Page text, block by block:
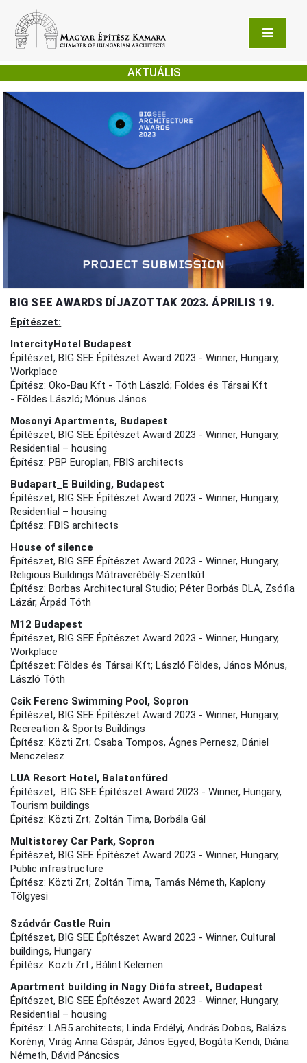
AKTUÁLIS
BIG SEE AWARDS DÍJAZOTTAK 2023. ÁPRILIS 19.
Építészet:
IntercityHotel Budapest
Építészet, BIG SEE Építészet Award 2023 - Winner, Hungary,
Workplace
Építész: Öko-Bau Kft - Tóth László; Földes és Társai Kft
- Földes László; Mónus János
Mosonyi Apartments, Budapest
Építészet, BIG SEE Építészet Award 2023 - Winner, Hungary,
Residential – housing
Építész: PBP Europlan, FBIS architects
Budapart_E Building, Budapest
Építészet, BIG SEE Építészet Award 2023 - Winner, Hungary,
Residential – housing
Építész: FBIS architects
House of silence
Építészet, BIG SEE Építészet Award 2023 - Winner, Hungary,
Religious Buildings Mátraverébély-Szentkút
Építész: Borbas Architectural Studio; Péter Borbás DLA, Zsófia
Lázár, Árpád Tóth
M12 Budapest
Építészet, BIG SEE Építészet Award 2023 - Winner, Hungary,
Workplace
Építészet: Földes és Társai Kft; László Földes, János Mónus,
László Tóth
Csik Ferenc Swimming Pool, Sopron
Építészet, BIG SEE Építészet Award 2023 - Winner, Hungary,
Recreation & Sports Buildings
Építész: Közti Zrt; Csaba Tompos, Ágnes Pernesz, Dániel
Menczelesz
LUA Resort Hotel, Balatonfüred
Építészet, BIG SEE Építészet Award 2023 - Winner, Hungary,
Tourism buildings
Építész: Közti Zrt; Zoltán Tima, Borbála Gál
Multistorey Car Park, Sopron
Építészet, BIG SEE Építészet Award 2023 - Winner, Hungary,
Public infrastructure
Építész: Közti Zrt; Zoltán Tima, Tamás Németh, Kaplony
Tölgyesi
Szádvár Castle Ruin
Építészet, BIG SEE Építészet Award 2023 - Winner, Cultural
buildings, Hungary
Építész: Közti Zrt.; Bálint Kelemen
Apartment building in Nagy Diófa street, Budapest
Építészet, BIG SEE Építészet Award 2023 - Winner, Hungary,
Residential – housing
Építész: LAB5 architects; Linda Erdélyi, András Dobos, Balázs
Korényi, Virág Anna Gáspár, János Egyed, Bogáta Kendi, Diána
Németh, Dávid Páncsics